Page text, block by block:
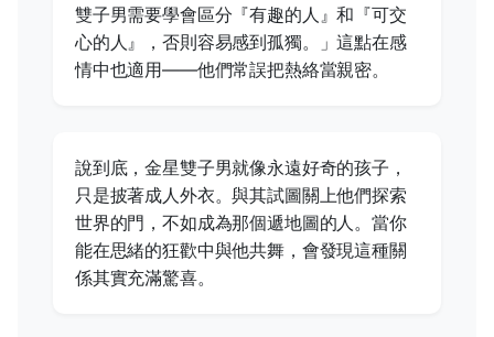
雙子男需要學會區分『有趣的人』和『可交
心的人』，否則容易感到孤獨。」這點在感
情中也適用——他們常誤把熱絡當親密。
說到底，金星雙子男就像永遠好奇的孩子，
只是披著成人外衣。與其試圖關上他們探索
世界的門，不如成為那個遞地圖的人。當你
能在思緒的狂歡中與他共舞，會發現這種關
係其實充滿驚喜。